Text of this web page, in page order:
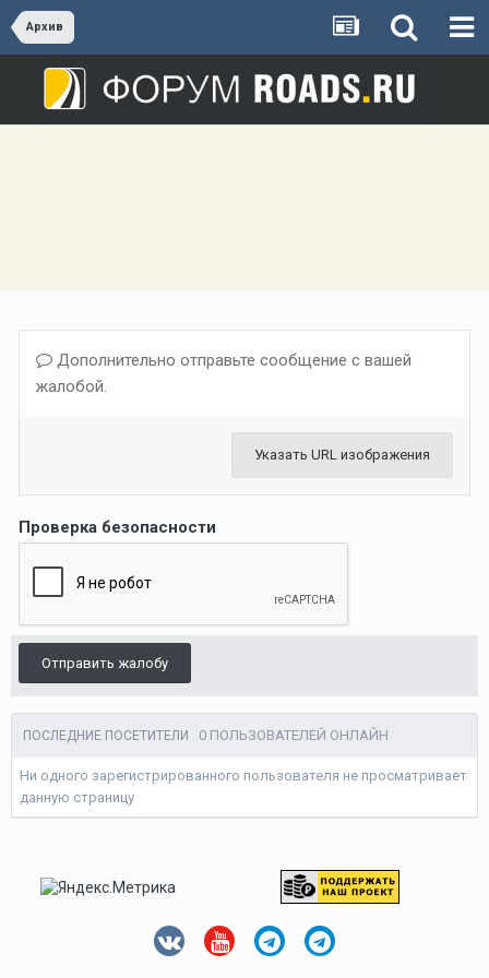
Архив
Дополнительно отправьте сообщение с вашей
жалобой.
Указать URL изображения
Проверка безопасности
Отправить жалобу
ПОСЛЕДНИЕ ПОСЕТИТЕЛИ 0 ПОЛЬЗОВАТЕЛЕЙ ОНЛАЙН
Ни одного зарегистрированного пользователя не просматривает
данную страницу